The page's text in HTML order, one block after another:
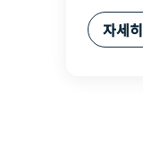
자세